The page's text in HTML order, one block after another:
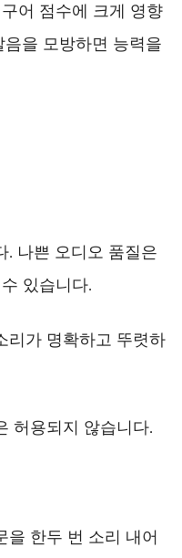
어 점수에 크게 영향
을 모방하면 능력을
. 나쁜 오디오 품질은
있습니다.
리가 명확하고 뚜렷하
허용되지 않습니다.
을 한두 번 소리 내어